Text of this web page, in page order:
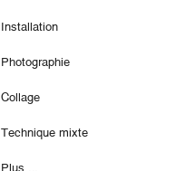
Installation
Photographie
Collage
Technique mixte
Plus ...